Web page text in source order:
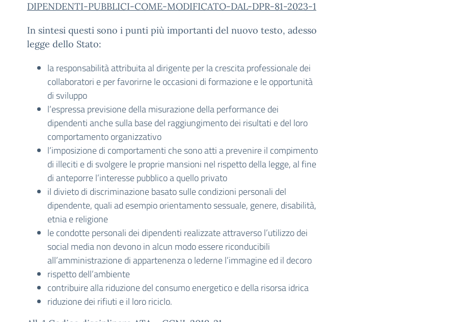
DIPENDENTI-PUBBLICI-COME-MODIFICATO-DAL-DPR-81-2023-1
In sintesi questi sono i punti più importanti del nuovo testo, adesso
legge dello Stato:
la responsabilità attribuita al dirigente per la crescita professionale dei
collaboratori e per favorirne le occasioni di formazione e le opportunità
di sviluppo
l’espressa previsione della misurazione della performance dei
dipendenti anche sulla base del raggiungimento dei risultati e del loro
comportamento organizzativo
l’imposizione di comportamenti che sono atti a prevenire il compimento
di illeciti e di svolgere le proprie mansioni nel rispetto della legge, al fine
di anteporre l’interesse pubblico a quello privato
il divieto di discriminazione basato sulle condizioni personali del
dipendente, quali ad esempio orientamento sessuale, genere, disabilità,
etnia e religione
le condotte personali dei dipendenti realizzate attraverso l’utilizzo dei
social media non devono in alcun modo essere riconducibili
all’amministrazione di appartenenza o lederne l’immagine ed il decoro
rispetto dell’ambiente
contribuire alla riduzione del consumo energetico e della risorsa idrica
riduzione dei rifiuti e il loro riciclo.